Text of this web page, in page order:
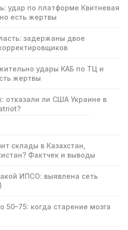
удар по платформе Квитневая
есть жертвы
задержаны двое
удары КАБ по ТЦ и
жертвы
отказали ли США Украине в
склады в Казахстан,
Фактчек и выводы
ИПСО: выявлена сеть
50–75: когда старение мозга